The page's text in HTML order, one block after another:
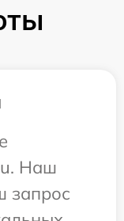
Наш
запрос